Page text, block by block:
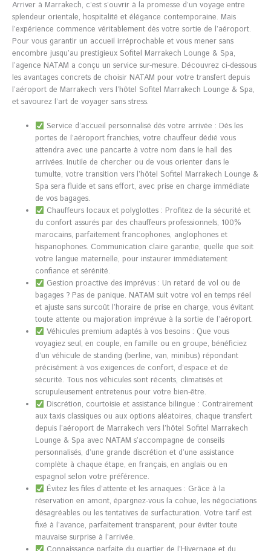
Arriver à Marrakech, c’est s’ouvrir à la promesse d’un voyage entre
splendeur orientale, hospitalité et élégance contemporaine. Mais
l’expérience commence véritablement dès votre sortie de l’aéroport.
Pour vous garantir un accueil irréprochable et vous mener sans
encombre jusqu’au prestigieux Sofitel Marrakech Lounge & Spa,
l’agence NATAM a conçu un service sur-mesure. Découvrez ci-dessous
les avantages concrets de choisir NATAM pour votre transfert depuis
l’aéroport de Marrakech vers l’hôtel Sofitel Marrakech Lounge & Spa,
et savourez l’art de voyager sans stress.
Service d’accueil personnalisé dès votre arrivée : Dès les
portes de l’aéroport franchies, votre chauffeur dédié vous
attendra avec une pancarte à votre nom dans le hall des
arrivées. Inutile de chercher ou de vous orienter dans le
tumulte, votre transition vers l’hôtel Sofitel Marrakech Lounge &
Spa sera fluide et sans effort, avec prise en charge immédiate
de vos bagages.
Chauffeurs locaux et polyglottes : Profitez de la sécurité et
du confort assurés par des chauffeurs professionnels, 100%
marocains, parfaitement francophones, anglophones et
hispanophones. Communication claire garantie, quelle que soit
votre langue maternelle, pour instaurer immédiatement
confiance et sérénité.
Gestion proactive des imprévus : Un retard de vol ou de
bagages ? Pas de panique. NATAM suit votre vol en temps réel
et ajuste sans surcoût l’horaire de prise en charge, vous évitant
toute attente ou majoration imprévue à la sortie de l’aéroport.
Véhicules premium adaptés à vos besoins : Que vous
voyagiez seul, en couple, en famille ou en groupe, bénéficiez
d’un véhicule de standing (berline, van, minibus) répondant
précisément à vos exigences de confort, d’espace et de
sécurité. Tous nos véhicules sont récents, climatisés et
scrupuleusement entretenus pour votre bien-être.
Discrétion, courtoisie et assistance bilingue : Contrairement
aux taxis classiques ou aux options aléatoires, chaque transfert
depuis l’aéroport de Marrakech vers l’hôtel Sofitel Marrakech
Lounge & Spa avec NATAM s’accompagne de conseils
personnalisés, d’une grande discrétion et d’une assistance
complète à chaque étape, en français, en anglais ou en
espagnol selon votre préférence.
Évitez les files d’attente et les arnaques : Grâce à la
réservation en amont, épargnez-vous la cohue, les négociations
désagréables ou les tentatives de surfacturation. Votre tarif est
fixé à l’avance, parfaitement transparent, pour éviter toute
mauvaise surprise à l’arrivée.